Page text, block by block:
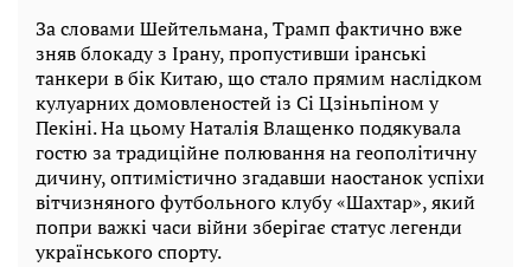
За словами Шейтельмана, Трамп фактично вже
зняв блокаду з Ірану, пропустивши іранські
танкери в бік Китаю, що стало прямим наслідком
кулуарних домовленостей із Сі Цзіньпіном у
Пекіні. На цьому Наталія Влащенко подякувала
гостю за традиційне полювання на геополітичну
дичину, оптимістично згадавши наостанок успіхи
вітчизняного футбольного клубу «Шахтар», який
попри важкі часи війни зберігає статус легенди
українського спорту.